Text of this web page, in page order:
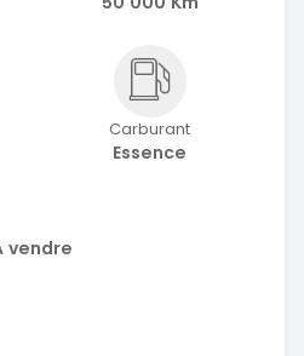
Carburant
Essence
vendre